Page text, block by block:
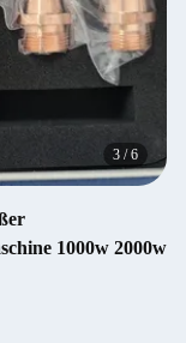
4 /6
1000w 2000w